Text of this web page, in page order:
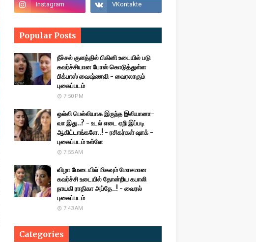
Popular Posts
நீச்சல் குளத்தில் பிகினி உடையில் படு
கவர்ச்சியான போஸ் கொடுத்துள்ள
பிக்பாஸ் வைஷ்ணவி - வைரலாகும்
புகைப்படம்
7:50 PM
ஒல்லி பெல்லியாக இருந்த இலியானா-
வா இது..? - உடல் எடை ஏறி இப்படி
ஆகிட்டாங்களே..! - ரசிகர்கள் ஷாக் -
புகைப்படம் உள்ளே
7:55 AM
விழா மேடையில் மிகவும் மோசமான
கவர்ச்சி உடையில் தோன்றிய கபாலி
நாயகி ராதிகா அப்தே..! - வைரல்
புகைப்படம்
7:43 AM
Categories